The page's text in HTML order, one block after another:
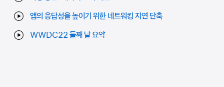
앱의 응답성을 높이기 위한 네트워킹 지연 단축
WWDC22 둘째 날 요약